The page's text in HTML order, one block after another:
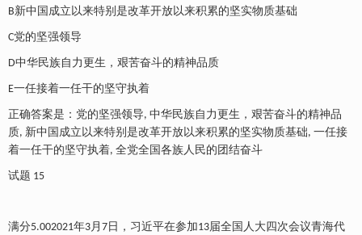
B新中国成立以来特别是改革开放以来积累的坚实物质基础
C党的坚强领导
D中华民族自力更生，艰苦奋斗的精神品质
E一任接着一任干的坚守执着
正确答案是：党的坚强领导, 中华民族自力更生，艰苦奋斗的精神品
质, 新中国成立以来特别是改革开放以来积累的坚实物质基础, 一任接
着一任干的坚守执着, 全党全国各族人民的团结奋斗
试题 15
满分5.002021年3月 7 日，习近平在参加13届全国人大四次会议青海代